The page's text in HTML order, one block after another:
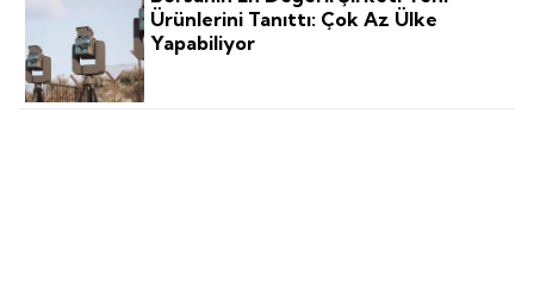
Ürünlerini Tanıttı: Çok Az Ülke
Yapabiliyor